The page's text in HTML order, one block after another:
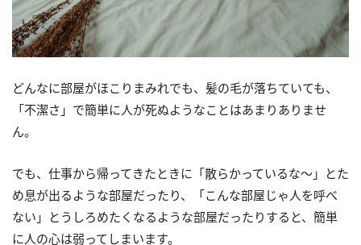
どんなに部屋がほこりまみれでも、髪の毛が落ちていても、
「不潔さ」で簡単に人が死ぬようなことはあまりありませ
ん。
でも、仕事から帰ってきたときに「散らかっているな〜」とた
め息が出るような部屋だったり、「こんな部屋じゃ人を呼べ
ない」とうしろめたくなるような部屋だったりすると、簡単
に人の心は弱ってしまいます。